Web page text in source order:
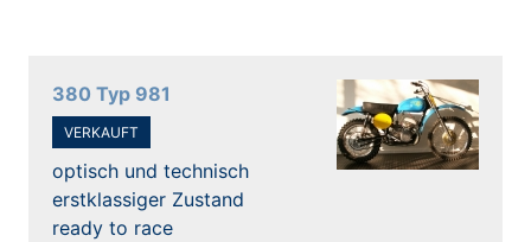
380 Typ 981
VERKAUFT
optisch und technisch
erstklassiger Zustand
ready to race